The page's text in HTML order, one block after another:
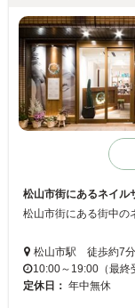
松山市街にあるネイ
松山市駅 徒歩約7分
10:00～19:00（最終
定休日： 年中無休